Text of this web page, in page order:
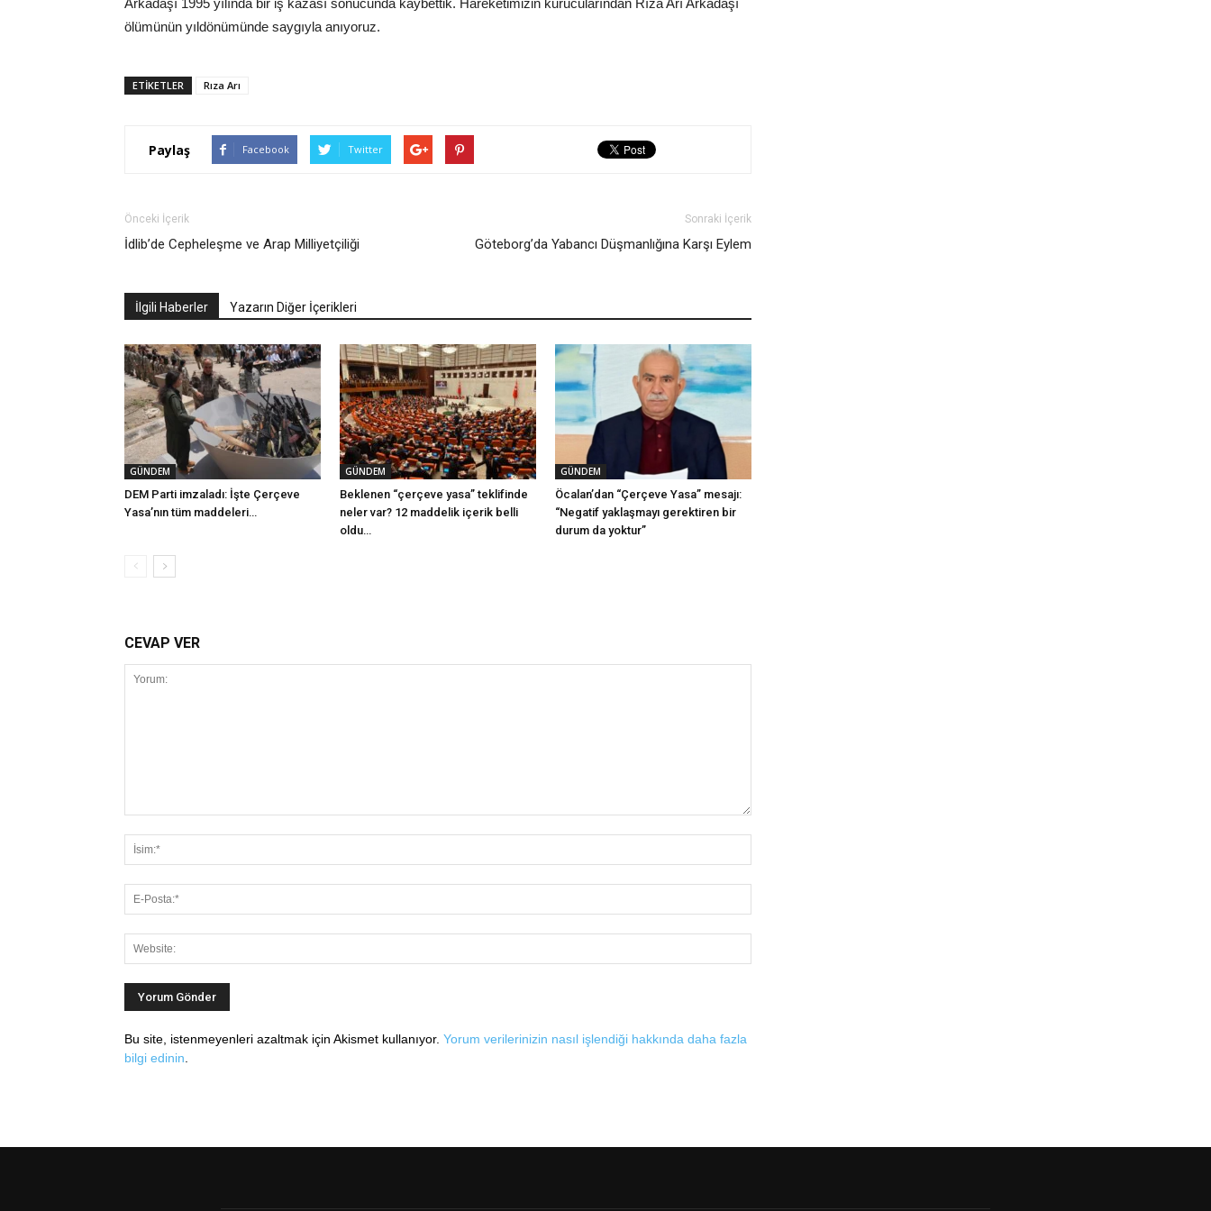
Arkadaşı 1995 yılında bir iş kazası sonucunda kaybettik. Hareketimizin kurucularından Rıza Arı Arkadaşı
ölümünün yıldönümünde saygıyla anıyoruz.
ETIKETLER Rıza Arı
Paylaş Facebook Twitter
Önceki İçerik
İdlib’de Cepheleşme ve Arap Milliyetçiliği
Sonraki İçerik
Göteborg’da Yabancı Düşmanlığına Karşı Eylem
İlgili Haberler Yazarın Diğer İçerikleri
GÜNDEM
DEM Parti imzaladı: İşte Çerçeve
Yasa’nın tüm maddeleri…
GÜNDEM
Beklenen “çerçeve yasa” teklifinde
neler var? 12 maddelik içerik belli
oldu…
GÜNDEM
Öcalan’dan “Çerçeve Yasa” mesajı:
“Negatif yaklaşmayı gerektiren bir
durum da yoktur”
CEVAP VER
Bu site, istenmeyenleri azaltmak için Akismet kullanıyor. Yorum verilerinizin nasıl işlendiği hakkında daha fazla
bilgi edinin